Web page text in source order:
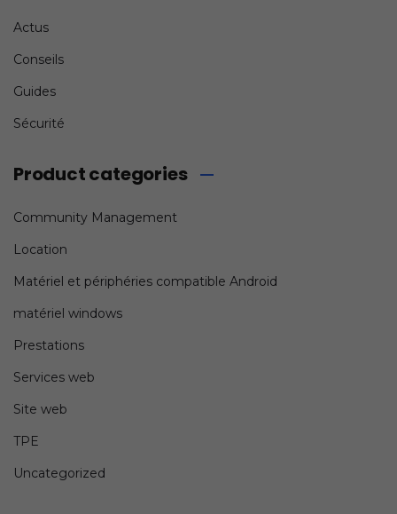
Actus
Conseils
Guides
Sécurité
Product categories
Community Management
Location
Matériel et périphéries compatible Android
matériel windows
Prestations
Services web
Site web
TPE
Uncategorized